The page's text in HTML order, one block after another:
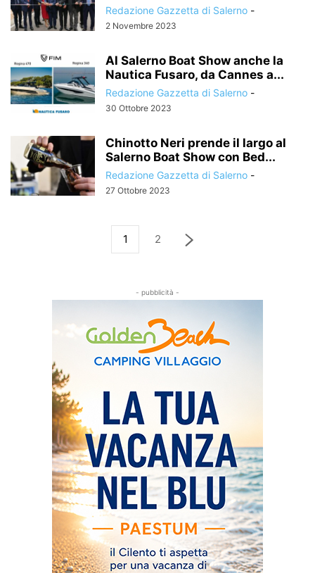
Redazione Gazzetta di Salerno -
2 Novembre 2023
Al Salerno Boat Show anche la
Nautica Fusaro, da Cannes a...
Redazione Gazzetta di Salerno -
30 Ottobre 2023
Chinotto Neri prende il largo al
Salerno Boat Show con Bed...
Redazione Gazzetta di Salerno -
27 Ottobre 2023
1 2
- pubblicità -